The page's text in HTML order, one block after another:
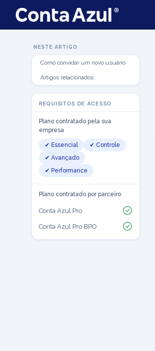
NESTE ARTIGO
Como convidar um novo usuário
Artigos relacionados
REQUISITOS DE ACESSO
Plano contratado pela sua
empresa
✔ Essencial
✔ Controle
✔ Avançado
✔ Performance
Plano contratado por parceiro
Conta Azul Pro
Conta Azul Pro BPO